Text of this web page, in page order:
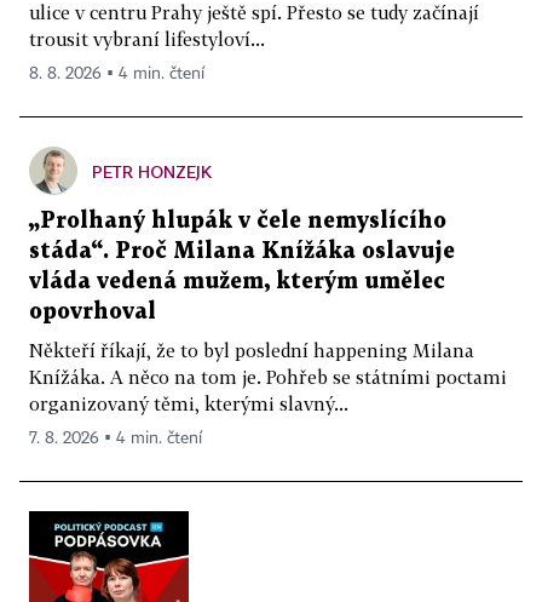
ulice v centru Prahy ještě spí. Přesto se tudy začínají
trousit vybraní lifestyloví...
8. 8. 2026 ▪ 4 min. čtení
PETR HONZEJK
„Prolhaný hlupák v čele nemyslícího
stáda“. Proč Milana Knížáka oslavuje
vláda vedená mužem, kterým umělec
opovrhoval
Někteří říkají, že to byl poslední happening Milana
Knížáka. A něco na tom je. Pohřeb se státními poctami
organizovaný těmi, kterými slavný...
7. 8. 2026 ▪ 4 min. čtení